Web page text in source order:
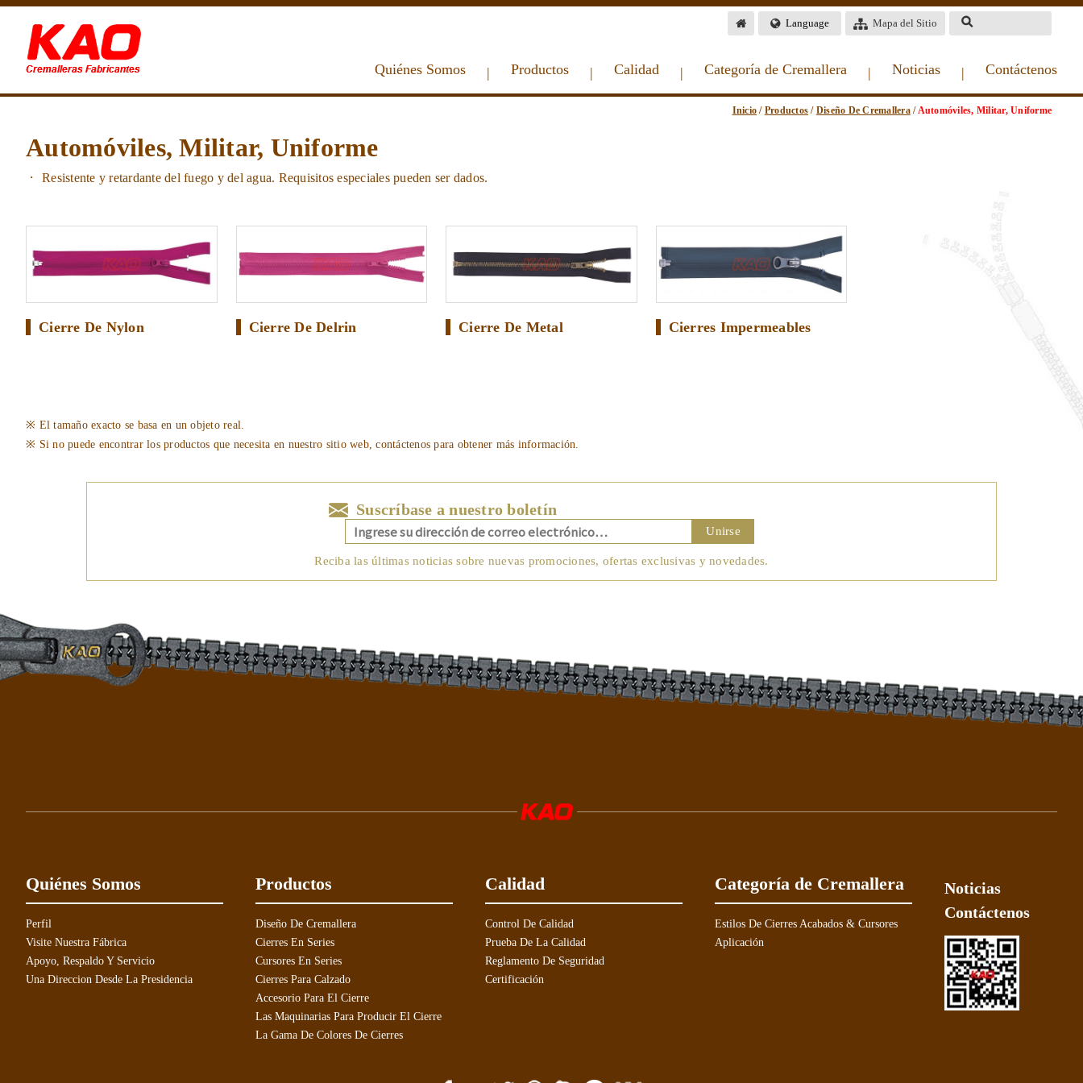
Language Mapa del Sitio
Quiénes Somos | Productos | Calidad | Categoría de Cremallera | Noticias | Contáctenos
Inicio / Productos / Diseño De Cremallera/Automóviles, Militar, Uniforme
Automóviles, Militar, Uniforme
Resistente y retardante del fuego y del agua. Requisitos especiales pueden ser dados.
Cierre De Nylon Cierre De Delrin Cierre De Metal Cierres Impermeables
※ El tamaño exacto se basa en un objeto real.
※ Si no puede encontrar los productos que necesita en nuestro sitio web, contáctenos para obtener más información.
Suscríbase a nuestro boletín
Unirse
Reciba las últimas noticias sobre nuevas promociones, ofertas exclusivas y novedades.
Quiénes Somos
Perfil
Visite Nuestra Fábrica
Apoyo, Respaldo Y Servicio
Una Direccion Desde La Presidencia
Productos
Diseño De Cremallera
Cierres En Series
Cursores En Series
Cierres Para Calzado
Accesorio Para El Cierre
Las Maquinarias Para Producir El Cierre
La Gama De Colores De Cierres
Calidad
Control De Calidad
Prueba De La Calidad
Reglamento De Seguridad
Certificación
Categoría de Cremallera
Estilos De Cierres Acabados & Cursores
Aplicación
Noticias
Contáctenos